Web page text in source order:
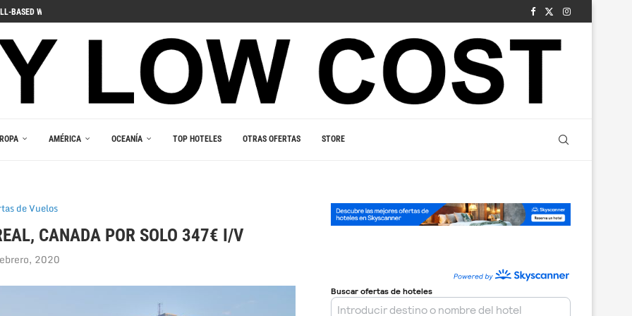
ПОГРУЖЕНИЯ В ИГРОВОЙ...
AMÉRICA OCEANÍA TOP HOTELES OTRAS OFERTAS STORE
de Vuelos
CANADA POR SOLO 347€ I/V
2020